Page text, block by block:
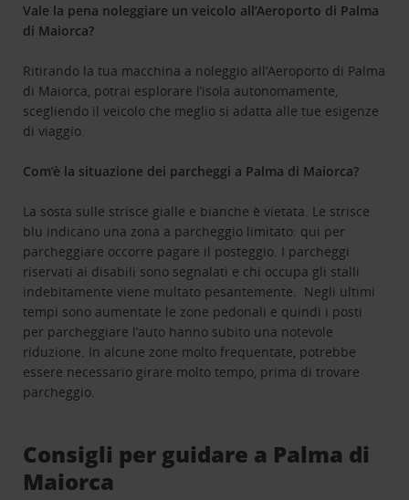
Vale la pena noleggiare un veicolo all’Aeroporto di Palma
di Maiorca?
Ritirando la tua macchina a noleggio all’Aeroporto di Palma
di Maiorca, potrai esplorare l’isola autonomamente,
scegliendo il veicolo che meglio si adatta alle tue esigenze
di viaggio.
Com’è la situazione dei parcheggi a Palma di Maiorca?
La sosta sulle strisce gialle e bianche è vietata. Le strisce
blu indicano una zona a parcheggio limitato: qui per
parcheggiare occorre pagare il posteggio. I parcheggi
riservati ai disabili sono segnalati e chi occupa gli stalli
indebitamente viene multato pesantemente. Negli ultimi
tempi sono aumentate le zone pedonali e quindi i posti
per parcheggiare l’auto hanno subito una notevole
riduzione. In alcune zone molto frequentate, potrebbe
essere necessario girare molto tempo, prima di trovare
parcheggio.
Consigli per guidare a Palma di
Maiorca